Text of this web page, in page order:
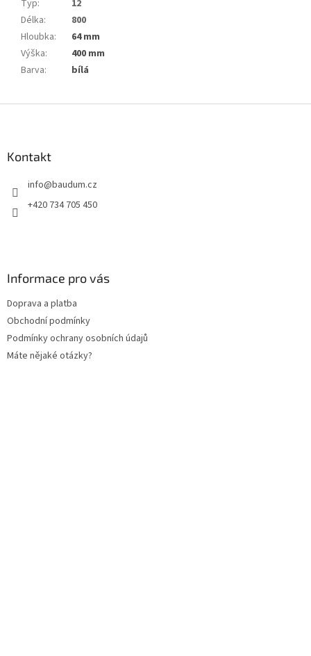
Typ:
12
Délka:
800
Hloubka:
64 mm
Výška:
400 mm
Barva: bílá
Kontakt
info@baudum.cz
+420 734 705 450
Informace pro vás
Doprava a platba
Obchodní podmínky
Podmínky ochrany osobních údajů
Máte nějaké otázky?